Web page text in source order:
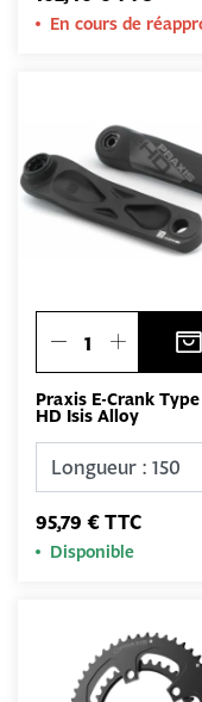
En cours de
Praxis E-Crank Type
HD Isis Alloy
95,79 € TTC
Disponible